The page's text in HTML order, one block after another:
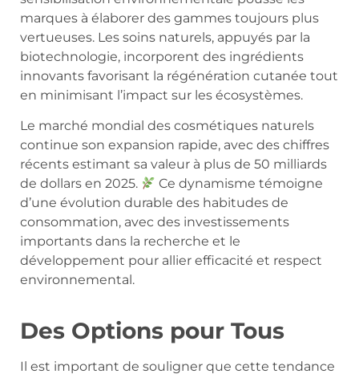
marques à élaborer des gammes toujours plus
vertueuses. Les soins naturels, appuyés par la
biotechnologie, incorporent des ingrédients
innovants favorisant la régénération cutanée tout
en minimisant l’impact sur les écosystèmes.
Le marché mondial des cosmétiques naturels
continue son expansion rapide, avec des chiffres
récents estimant sa valeur à plus de 50 milliards
de dollars en 2025.
Ce dynamisme témoigne
d’une évolution durable des habitudes de
consommation, avec des investissements
importants dans la recherche et le
développement pour allier efficacité et respect
environnemental.
Des Options pour Tous
Il est important de souligner que cette tendance